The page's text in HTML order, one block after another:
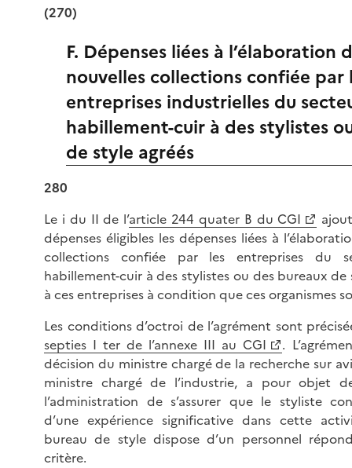
(270)
F. Dépenses liées à l’élaboration
nouvelles collections confiée par
entreprises industrielles du
habillement-cuir à des stylistes
de style agréés
280
Le i du II de l’article 244 quater B du CGI
dépenses éligibles les dépenses liées à
collections confiée par les entreprises du
habillement-cuir à des stylistes ou des bureaux de
à ces entreprises à condition que ces organismes
Les conditions d’octroi de l’agrément sont
septies I ter de l’annexe III au CGI
.
décision du ministre chargé de la recherche sur
ministre chargé de l’industrie, a pour objet
l’administration de s’assurer que le styliste
d’une expérience significative dans cette
bureau de style dispose d’un personnel
critère.